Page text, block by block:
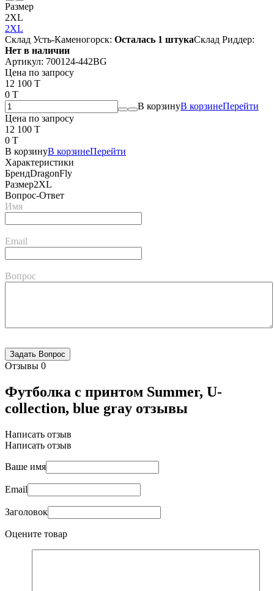
Размер
2XL
2XL
Склад Усть-Каменогорск: Осталась 1 штукаСклад Риддер:
Нет в наличии
Артикул: 700124-442BG
Цена по запросу
12 100 T
0 T
В корзинуВ корзинеПерейти
Цена по запросу
12 100 T
0 T
В корзинуВ корзинеПерейти
Характеристики
БрендDragonFly
Размер2XL
Вопрос-Ответ
Имя
Email
Вопрос
Отзывы 0
Футболка с принтом Summer, U-
collection, blue gray отзывы
Написать отзыв
Написать отзыв
Ваше имя
Email
Заголовок
Оцените товар